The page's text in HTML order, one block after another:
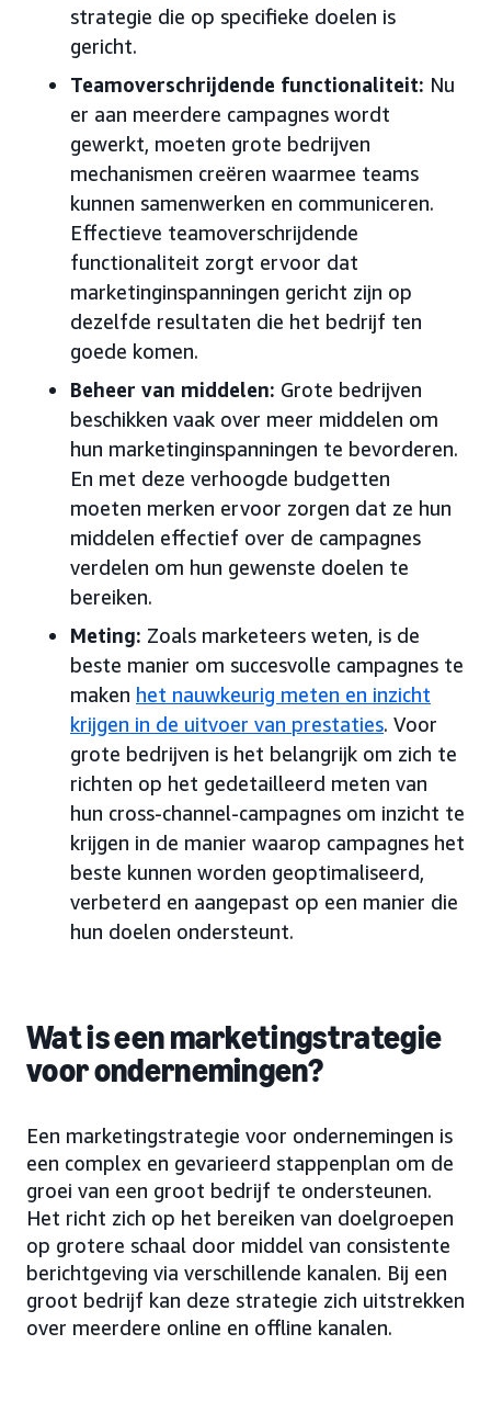
strategie die op specifieke doelen is
gericht.
Teamoverschrijdende functionaliteit: Nu
er aan meerdere campagnes wordt
gewerkt, moeten grote bedrijven
mechanismen creëren waarmee teams
kunnen samenwerken en communiceren.
Effectieve teamoverschrijdende
functionaliteit zorgt ervoor dat
marketinginspanningen gericht zijn op
dezelfde resultaten die het bedrijf ten
goede komen.
Beheer van middelen: Grote bedrijven
beschikken vaak over meer middelen om
hun marketinginspanningen te bevorderen.
En met deze verhoogde budgetten
moeten merken ervoor zorgen dat ze hun
middelen effectief over de campagnes
verdelen om hun gewenste doelen te
bereiken.
Meting: Zoals marketeers weten, is de
beste manier om succesvolle campagnes te
maken het nauwkeurig meten en inzicht
krijgen in de uitvoer van prestaties. Voor
grote bedrijven is het belangrijk om zich te
richten op het gedetailleerd meten van
hun cross-channel-campagnes om inzicht te
krijgen in de manier waarop campagnes het
beste kunnen worden geoptimaliseerd,
verbeterd en aangepast op een manier die
hun doelen ondersteunt.
Wat is een marketingstrategie
voor ondernemingen?
Een marketingstrategie voor ondernemingen is
een complex en gevarieerd stappenplan om de
groei van een groot bedrijf te ondersteunen.
Het richt zich op het bereiken van doelgroepen
op grotere schaal door middel van consistente
berichtgeving via verschillende kanalen. Bij een
groot bedrijf kan deze strategie zich uitstrekken
over meerdere online en offline kanalen.